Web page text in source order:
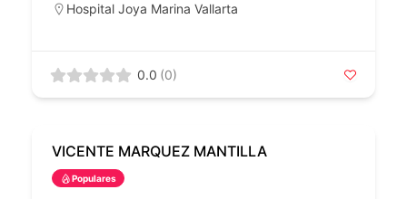
Hospital Joya Marina Vallarta
0.0 (0)
VICENTE MARQUEZ MANTILLA
Populares